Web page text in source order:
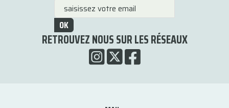
OK
RETROUVEZ NOUS SUR LES RÉSEAUX